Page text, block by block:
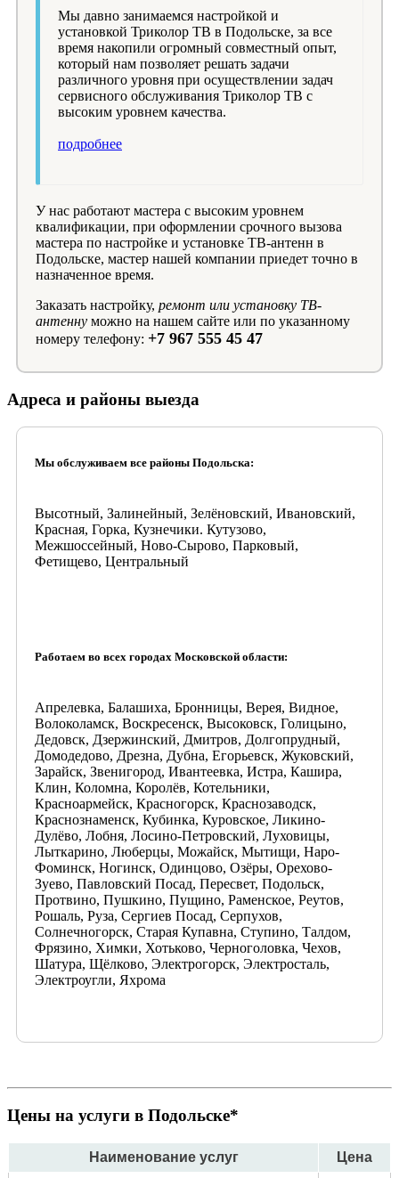
Мы давно занимаемся настройкой и
установкой Триколор ТВ в Подольске, за все
время накопили огромный совместный опыт,
который нам позволяет решать задачи
различного уровня при осуществлении задач
сервисного обслуживания Триколор ТВ с
высоким уровнем качества.
подробнее
У нас работают мастера с высоким уровнем
квалификации, при оформлении срочного вызова
мастера по настройке и установке ТВ-антенн в
Подольске, мастер нашей компании приедет точно в
назначенное время.
Заказать настройку, ремонт или установку ТВ-
антенну можно на нашем сайте или по указанному
номеру телефону: +7 967 555 45 47
Адреса и районы выезда
Мы обслуживаем все районы Подольска:
Высотный, Залинейный, Зелёновский, Ивановский,
Красная, Горка, Кузнечики. Кутузово,
Межшоссейный, Ново-Сырово, Парковый,
Фетищево, Центральный
Работаем во всех городах Московской области:
Апрелевка, Балашиха, Бронницы, Верея, Видное,
Волоколамск, Воскресенск, Высоковск, Голицыно,
Дедовск, Дзержинский, Дмитров, Долгопрудный,
Домодедово, Дрезна, Дубна, Егорьевск, Жуковский,
Зарайск, Звенигород, Ивантеевка, Истра, Кашира,
Клин, Коломна, Королёв, Котельники,
Красноармейск, Красногорск, Краснозаводск,
Краснознаменск, Кубинка, Куровское, Ликино-
Дулёво, Лобня, Лосино-Петровский, Луховицы,
Лыткарино, Люберцы, Можайск, Мытищи, Наро-
Фоминск, Ногинск, Одинцово, Озёры, Орехово-
Зуево, Павловский Посад, Пересвет, Подольск,
Протвино, Пушкино, Пущино, Раменское, Реутов,
Рошаль, Руза, Сергиев Посад, Серпухов,
Солнечногорск, Старая Купавна, Ступино, Талдом,
Фрязино, Химки, Хотьково, Черноголовка, Чехов,
Шатура, Щёлково, Электрогорск, Электросталь,
Электроугли, Яхрома
Цены на услуги в Подольске*
Наименование услуг
Цена